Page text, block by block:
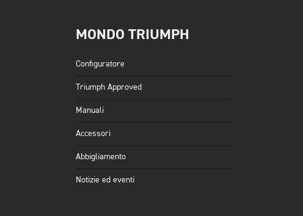
MONDO TRIUMPH
Configuratore
Triumph Approved
Manuali
Accessori
Abbigliamento
Notizie ed eventi